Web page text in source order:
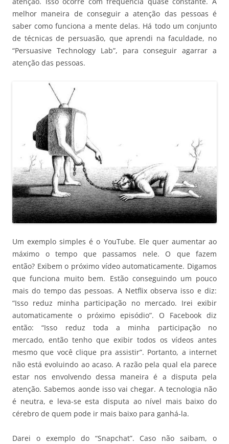
melhor maneira de conseguir a atenção das pessoas é
saber como funciona a mente delas. Há todo um conjunto
de técnicas de persuasão, que aprendi na faculdade, no
“Persuasive Technology Lab”, para conseguir agarrar a
atenção das pessoas.
Um exemplo simples é o YouTube. Ele quer aumentar ao
máximo o tempo que passamos nele. O que fazem
então? Exibem o próximo vídeo automaticamente. Digamos
que funciona muito bem. Estão conseguindo um pouco
mais do tempo das pessoas. A Netflix observa isso e diz:
“Isso reduz minha participação no mercado. Irei exibir
automaticamente o próximo episódio”. O Facebook diz
então: “Isso reduz toda a minha participação no
mercado, então tenho que exibir todos os vídeos antes
mesmo que você clique pra assistir”. Portanto, a internet
não está evoluindo ao acaso. A razão pela qual ela parece
estar nos envolvendo dessa maneira é a disputa pela
atenção. Sabemos aonde isso vai chegar. A tecnologia não
é neutra, e leva-se esta disputa ao nível mais baixo do
cérebro de quem pode ir mais baixo para ganhá-la.
Darei o exemplo do “Snapchat”. Caso não saibam, o